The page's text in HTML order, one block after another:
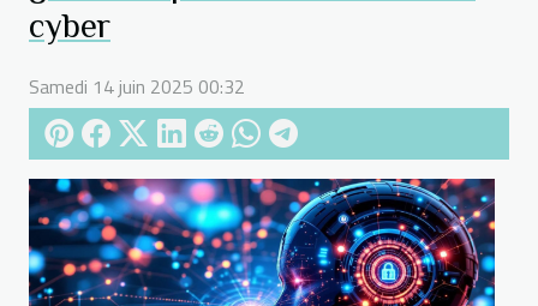
cyber
Samedi 14 juin 2025 00:32